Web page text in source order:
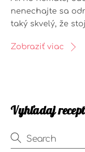
nenechajte sa
taký skvelý, že
Zobraziť viac
Vyhľadaj recept